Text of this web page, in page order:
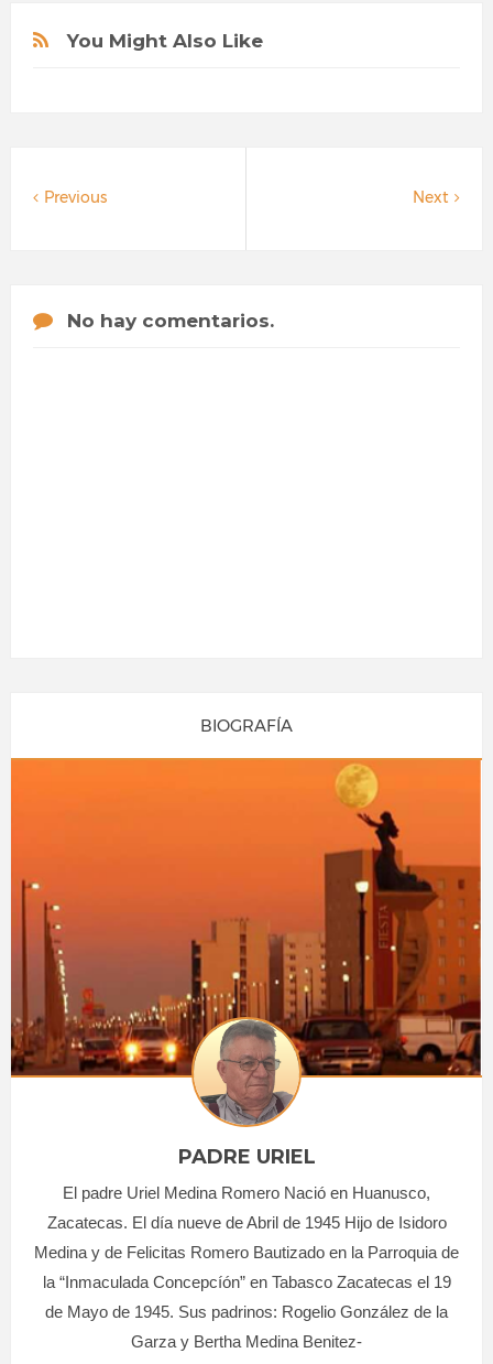
You Might Also Like
Next
Previous
No hay comentarios.
BIOGRAFÍA
PADRE URIEL
El padre Uriel Medina Romero Nació en Huanusco,
Zacatecas. El día nueve de Abril de 1945 Hijo de Isidoro
Medina y de Felicitas Romero Bautizado en la Parroquia de
la “Inmaculada Concepcíón” en Tabasco Zacatecas el 19
de Mayo de 1945. Sus padrinos: Rogelio González de la
Garza y Bertha Medina Benitez-